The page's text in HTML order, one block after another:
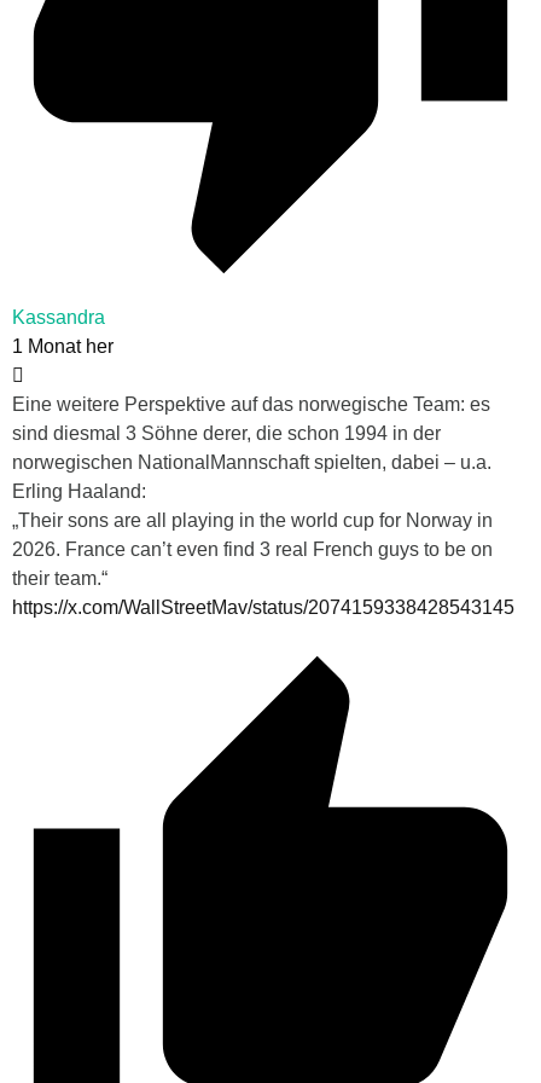
Kassandra
1 Monat her
Eine weitere Perspektive auf das norwegische Team: es
sind diesmal 3 Söhne derer, die schon 1994 in der
norwegischen NationalMannschaft spielten, dabei – u.a.
Erling Haaland:
„Their sons are all playing in the world cup for Norway in
2026. France can’t even find 3 real French guys to be on
their team.“
https://x.com/WallStreetMav/status/2074159338428543145